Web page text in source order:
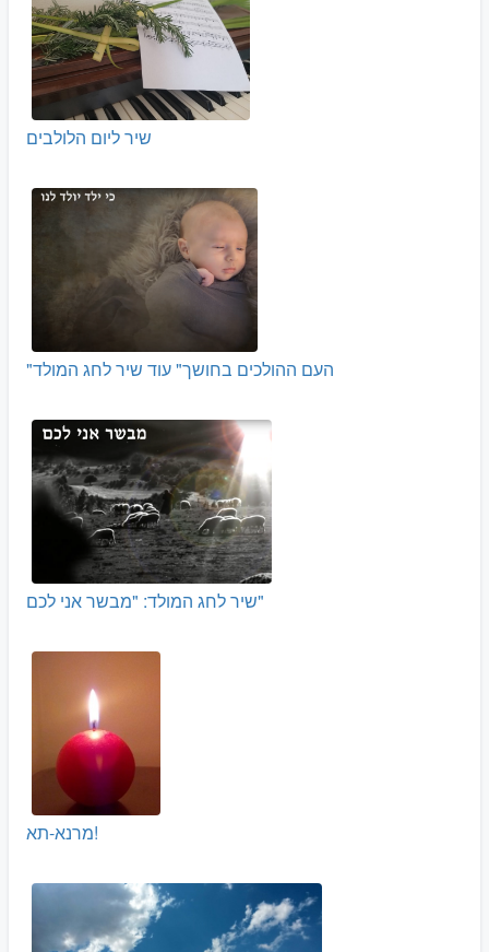
שיר ליום הלולבים
"העם ההולכים בחושך" עוד שיר לחג המולד
שיר לחג המולד: "מבשר אני לכם"
מרנא-תא!